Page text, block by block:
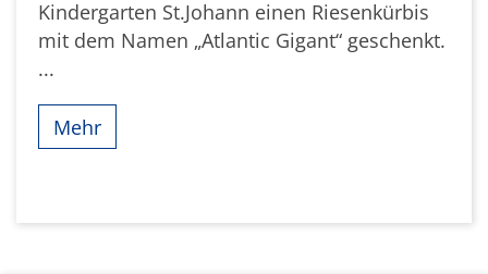
Kindergarten St.Johann einen Riesenkürbis
mit dem Namen „Atlantic Gigant“ geschenkt.
...
Mehr